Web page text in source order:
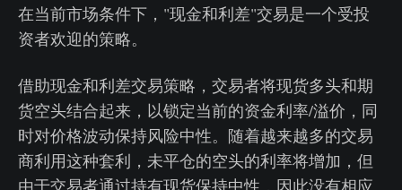
在当前市场条件下，"现金和利差"交易是一个受投
资者欢迎的策略。
借助现金和利差交易策略，交易者将现货多头和期
货空头结合起来，以锁定当前的资金利率/溢价，同
时对价格波动保持风险中性。随着越来越多的交易
商利用这种套利，未平仓的空头的利率将增加，但
由于交易者通过持有现货保持中性，因此没有相应